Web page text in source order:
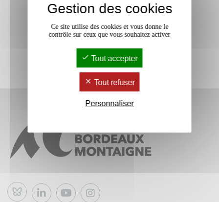
Bluesky
Gestion des cookies
Ce site utilise des cookies et vous donne le
contrôle sur ceux que vous souhaitez activer
Tout accepter
Tout refuser
Personnaliser